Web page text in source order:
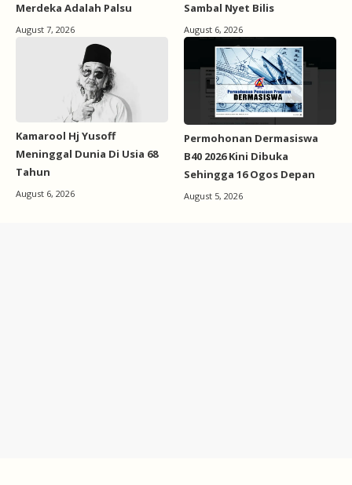
Merdeka Adalah Palsu
August 7, 2026
Sambal Nyet Bilis
August 6, 2026
Kamarool Hj Yusoff
Meninggal Dunia Di Usia 68
Tahun
August 6, 2026
Permohonan Dermasiswa
B40 2026 Kini Dibuka
Sehingga 16 Ogos Depan
August 5, 2026